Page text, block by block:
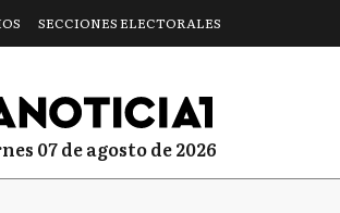
SECCIONES ELECTORALES
07 de agosto de 2026